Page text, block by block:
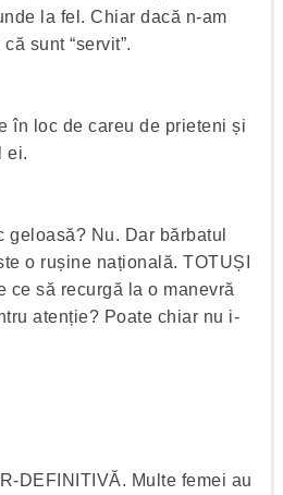
la fel. Chiar dacă n-am
sunt “servit”.
în loc de careu de prieteni și
ei.
geloasă? Nu. Dar bărbatul
o rușine națională. TOTUȘI
ce să recurgă la o manevră
atenție? Poate chiar nu i-
DEFINITIVĂ. Multe femei au